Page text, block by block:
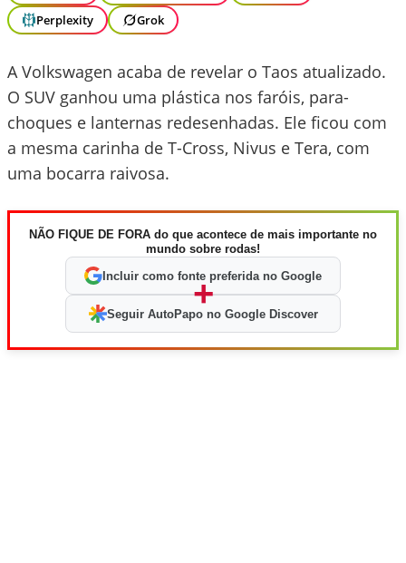
Perplexity
Grok
A Volkswagen acaba de revelar o Taos atualizado.
O SUV ganhou uma plástica nos faróis, para-
choques e lanternas redesenhadas. Ele ficou com
a mesma carinha de T-Cross, Nivus e Tera, com
uma bocarra raivosa.
NÃO FIQUE DE FORA do que acontece de mais importante no
mundo sobre rodas!
Incluir como fonte preferida no Google
+
Seguir AutoPapo no Google Discover